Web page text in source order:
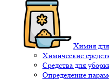
Химия
Химические
Средства для
Определение